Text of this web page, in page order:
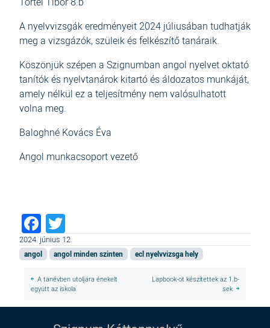
A nyelvvizsgák eredményeit 2024 júliusában tudhatják
meg a vizsgázók, szüleik és felkészítő tanáraik.
Köszönjük szépen a Szignumban angol nyelvet oktató
tanítók és nyelvtanárok kitartó és áldozatos munkáját,
amely nélkül ez a teljesítmény nem valósulhatott
volna meg.
Baloghné Kovács Éva
Angol munkacsoport vezető
Facebook
2024. június 12.
angol angol minden szinten ecl nyelvvizsga hely
A tanévben utoljára énekelt
együtt az iskola
Lapbook-ot készítettek az 1.b-
sek